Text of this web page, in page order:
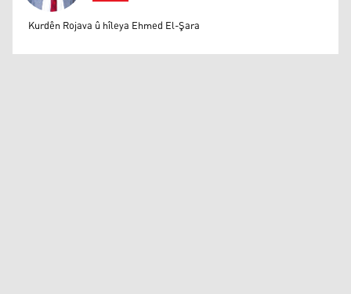
Mihemed Eli Destmalî
Kurdên Rojava û hîleya Ehmed El-Şara